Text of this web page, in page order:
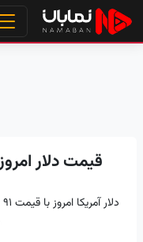
قیمت دلار امروز دوشنبه